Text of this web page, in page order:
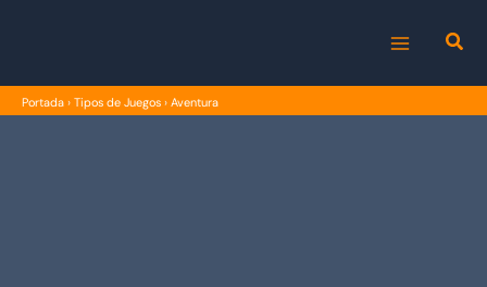
MENU
Portada › Tipos de Juegos › Aventura